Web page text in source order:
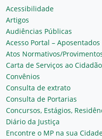
Acessibilidade
Artigos
Audiências Públicas
Acesso Portal – Aposentados
Atos Normativos/
Carta de Serviços ao Cidadão
Convênios
Consulta de extrato
Consulta de Portarias
Concursos, Estágios,
Diário da Justiça
Encontre o MP na sua